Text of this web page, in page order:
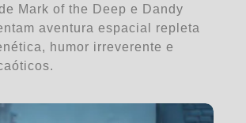
Mark of the Deep e Dandy
aventura espacial repleta
humor irreverente e